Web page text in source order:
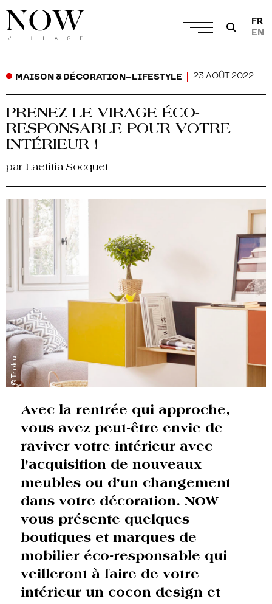
FR
EN
MAISON & DÉCORATION– LIFESTYLE 23 AOÛT 2022
PRENEZ LE VIRAGE ÉCO-
RESPONSABLE POUR VOTRE
INTÉRIEUR !
par Laetitia Socquet
©Treku
Avec la rentrée qui approche,
vous avez peut-être envie de
raviver votre intérieur avec
l’acquisition de nouveaux
meubles ou d’un changement
dans votre décoration. NOW
vous présente quelques
boutiques et marques de
mobilier éco-responsable qui
veilleront à faire de votre
intérieur un cocon design et